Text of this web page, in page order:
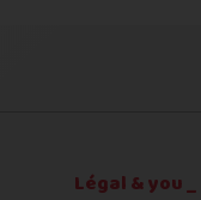
Légal & you _